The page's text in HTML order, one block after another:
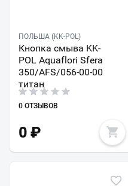
ПОЛЬША (KK-POL)
Кнопка смыва KK-
POL Aquaflori Sfera
350/AFS/056-00-00
титан
0 ОТЗЫВОВ
0 ₽